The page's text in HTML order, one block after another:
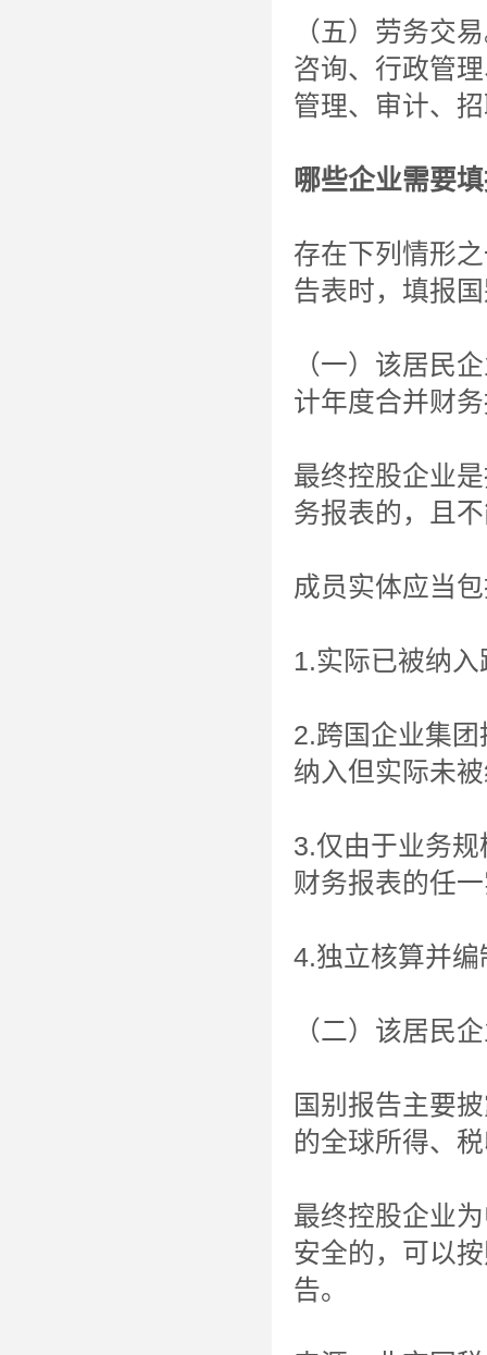
（五）劳务交
咨询、行政管
管理、审计、
哪些企业需要
存在下列情形
告表时，填报
（一）该居民
计年度合并财
最终控股企业
务报表的，且
成员实体应当
1.实际已被纳
2.跨国企业集
纳入但实际未
3.仅由于业务
财务报表的任
4.独立核算并
（二）该居民
国别报告主要
的全球所得、
最终控股企业
安全的，可以
告。